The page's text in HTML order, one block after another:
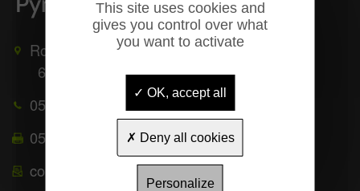
Route de Mauléon
65370
TROUBAT
05 62 39 25 51
05 62 39 22 55
contact@pyrenees-equipements.com
This site uses cookies and
gives you control over what
you want to activate
OK, accept all
Deny all cookies
Personalize